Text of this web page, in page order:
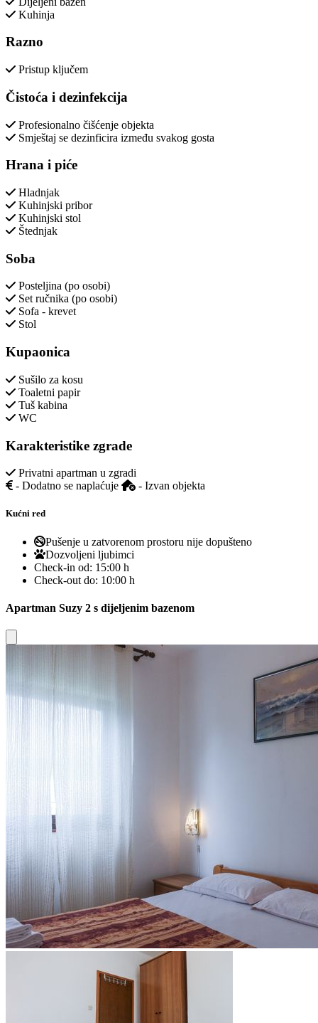
Kuhinja
Razno
Pristup ključem
Čistoća i dezinfekcija
Profesionalno čišćenje objekta
Smještaj se dezinficira između svakog gosta
Hrana i piće
Hladnjak
Kuhinjski pribor
Kuhinjski stol
Štednjak
Soba
Posteljina (po osobi)
Set ručnika (po osobi)
Sofa - krevet
Stol
Kupaonica
Sušilo za kosu
Toaletni papir
Tuš kabina
WC
Karakteristike zgrade
Privatni apartman u zgradi
- Dodatno se naplaćuje
- Izvan objekta
Kućni red
Pušenje u zatvorenom prostoru nije dopušteno
Dozvoljeni ljubimci
Check-in od: 15:00 h
Check-out do: 10:00 h
Apartman Suzy 2 s dijeljenim bazenom
Close modal